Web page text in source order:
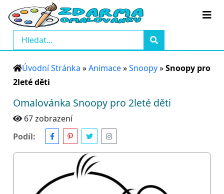
Úvodní Stránka »Animace»Snoopy»Snoopy pro
2leté děti
Omalovánka Snoopy pro 2leté děti
67 zobrazení
Podíl: